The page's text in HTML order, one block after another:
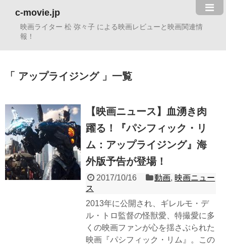
c-movie.jp
映画ライター 松 弥々子 による映画レビューと映画関連情
報！
アップライジング 一覧
【映画ニュース】血湧き肉
躍る！『パシフィック・リ
ム：アップライジング』海
外版予告が登場！
2017/10/16 動画, 映画ニュー
ス
2013年に公開され、ギレルモ・デ
ル・トロ監督の怪獣愛、特撮愛に多
くの映画ファンが心を揺さぶられた
映画『パシフィック・リム』。この